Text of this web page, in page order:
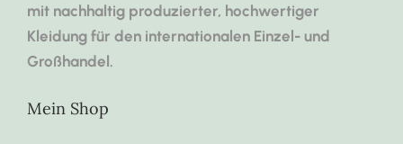
mit nachhaltig produzierter, hochwertiger
Kleidung für den internationalen Einzel- und
Großhandel.
Mein Shop